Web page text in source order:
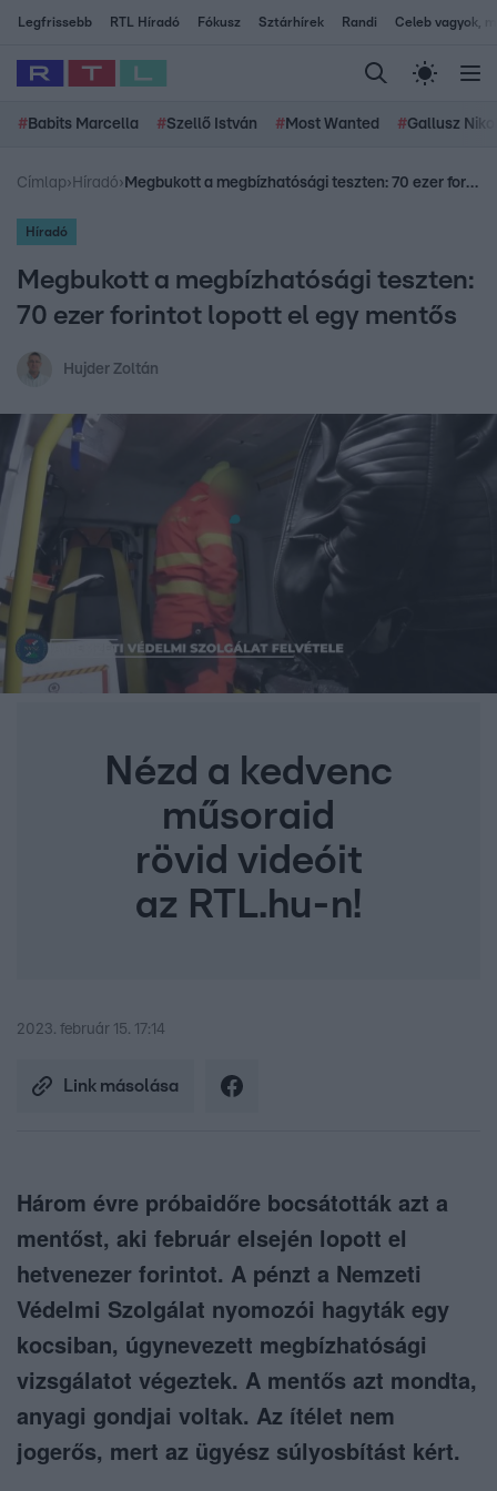
Legfrissebb RTL Híradó Fókusz Sztárhírek Randi Celeb vagyok,
# Babits Marcella #Szellő István # Most Wanted #Gallusz
Címlap› Híradó› Megbukott a megbízhatósági teszten: 70 ezer forintot lopott el egy mentős
Híradó
Megbukott a megbízhatósági teszten:
70 ezer forintot lopott el egy mentős
Hujder Zoltán
Nézd a kedvenc
műsoraid
rövid videóit
az RTL.hu-n!
2023. február 15. 17:14
Link másolása
Három évre próbaidőre bocsátották azt a
mentőst, aki február elsején lopott el
hetvenezer forintot. A pénzt a Nemzeti
Védelmi Szolgálat nyomozói hagyták egy
kocsiban, úgynevezett megbízhatósági
vizsgálatot végeztek. A mentős azt mondta,
anyagi gondjai voltak. Az ítélet nem
jogerős, mert az ügyész súlyosbítást kért.